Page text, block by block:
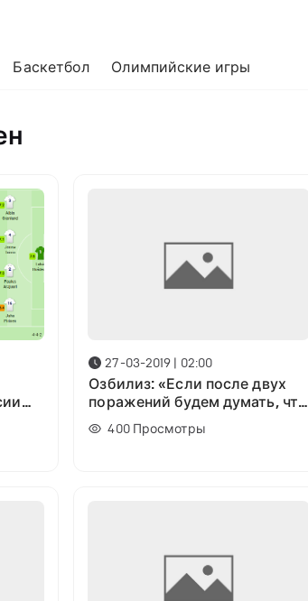
Баскетбол Олимпийские игры
27-03-2019 | 02:00
Озбилиз: «Если после двух
поражений будем думать, что
у нас нет шансов, то лучше
больше не играть»
400 Просмотры